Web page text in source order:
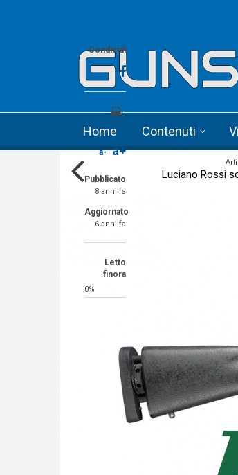
Home Contenuti
Luciano Rossi
Condividi
a- a+
Pubblicato
8 anni fa
Aggiornato
6 anni fa
Letto
finora
0%